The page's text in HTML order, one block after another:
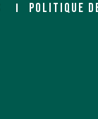
POLITIQUE